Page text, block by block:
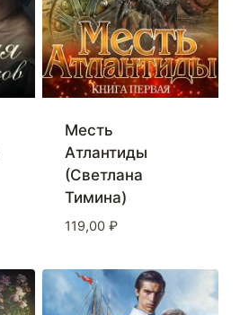
Месть
Атлантиды
(Светлана
Тимина)
119,00 ₽